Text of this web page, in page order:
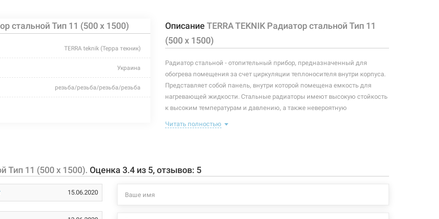
стальной Тип 11 (500 x 800) 1175 грн
стальной Тип 11 (500 x 900) Нет в наличии 1330 грн Нет в наличии
стальной Тип 11 (500 x 1100)
стальной Тип 11 (500 x 1500)
TERRA teknik (Терра текник)
Украина
резьба/резьба/резьба/резьба
10 бар
Описание TERRA TEKNIK Радиатор стальной Тип 11
(500 x 1500)
Радиатор стальной - отопительный прибор, предназначенный для
обогрева помещения за счет циркуляции теплоносителя внутри корпуса.
Представляет собой панель, внутри которой помещена емкость для
нагревающей жидкости. Стальные радиаторы имеют высокую стойкость
к высоким температурам и давлению, а также невероятную
миллиметра. Комплектация данной модели: радиатор, кран Маевского,
Показатели теплоотдачи по стандартам:
Читать полностью
Тип 11 (500 x 1500). Оценка 3.4 из 5, отзывов: 5
15.06.2020